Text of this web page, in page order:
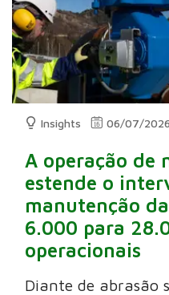
Insights 06/07/2026
A operação de
estende o
manutenção
6.000 para
operacionais
Diante de abrasão